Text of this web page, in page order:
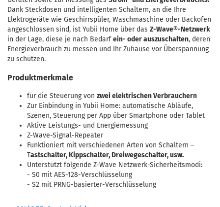
Dank Steckdosen und intelligenten Schaltern, an die Ihre
Elektrogeräte wie Geschirrspüler, Waschmaschine oder Backofen
angeschlossen sind, ist Yubii Home über das Z-Wave®-Netzwerk
in der Lage, diese je nach Bedarfein- oder auszuschalten, deren
Energieverbrauch zu messen und Ihr Zuhause vor Überspannung
zu schützen.
Produktmerkmale
für die Steuerung von zwei elektrischen Verbrauchern
Zur Einbindung in Yubii Home: automatische Abläufe,
Szenen, Steuerung per App über Smartphone oder Tablet
Aktive Leistungs- und Energiemessung
Z-Wave-Signal-Repeater
Funktioniert mit verschiedenen Arten von Schaltern –
Tastschalter, Kippschalter, Dreiwegeschalter, usw.
Unterstützt folgende Z-Wave Netzwerk-Sicherheitsmodi:
- S0 mit AES-128-Verschlüsselung
- S2 mit PRNG-basierter-Verschlüsselung